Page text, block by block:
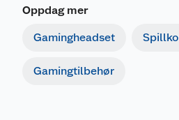
Oppdag mer
Gamingheadset
Gamingtilbehør